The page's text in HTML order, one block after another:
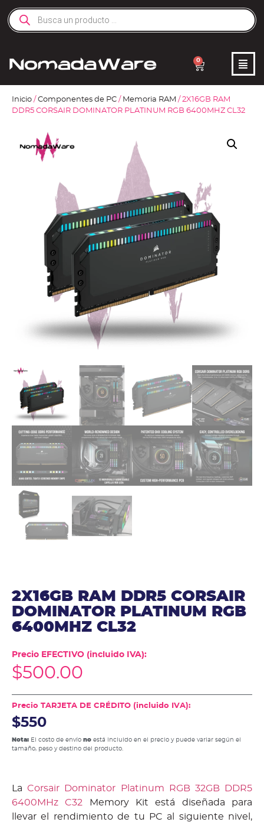
0
Inicio / Componentes de PC / Memoria RAM / 2X16GB RAM
DDR5 CORSAIR DOMINATOR PLATINUM RGB 6400MHZ CL32
2X16GB RAM DDR5 CORSAIR
DOMINATOR PLATINUM RGB
6400MHZ CL32
Precio EFECTIVO (incluido IVA):
$500.00
Precio TARJETA DE CRÉDITO (incluido IVA):
$550
Nota: El costo de envío no está incluido en el precio y puede variar según el
tamaño, peso y destino del producto.
La Corsair Dominator Platinum RGB 32GB DDR5
6400MHz C32 Memory Kit está diseñada para
llevar el rendimiento de tu PC al siguiente nivel,